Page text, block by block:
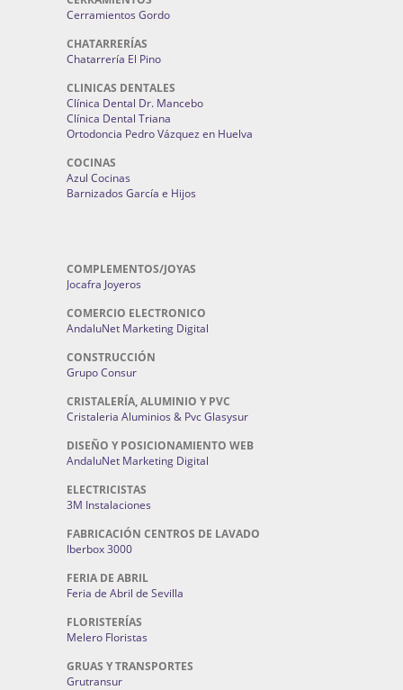
Cerramientos Gordo
CHATARRERÍAS
Chatarrería El Pino
CLINICAS DENTALES
Clínica Dental Dr. Mancebo
Clínica Dental Triana
Ortodoncia Pedro Vázquez en Huelva
COCINAS
Azul Cocinas
Barnizados García e Hijos
COMPLEMENTOS/JOYAS
Jocafra Joyeros
COMERCIO ELECTRONICO
AndaluNet Marketing Digital
CONSTRUCCIÓN
Grupo Consur
CRISTALERÍA, ALUMINIO Y PVC
Cristaleria Aluminios & Pvc Glasysur
DISEÑO Y POSICIONAMIENTO WEB
AndaluNet Marketing Digital
ELECTRICISTAS
3M Instalaciones
FABRICACIÓN CENTROS DE LAVADO
Iberbox 3000
FERIA DE ABRIL
Feria de Abril de Sevilla
FLORISTERÍAS
Melero Floristas
GRUAS Y TRANSPORTES
Grutransur